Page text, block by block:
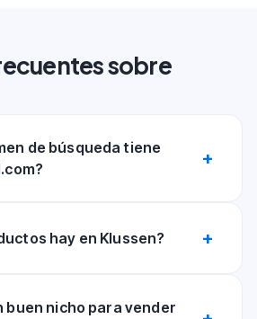
sobre
de búsqueda tiene
hay en Klussen?
buen nicho para vender